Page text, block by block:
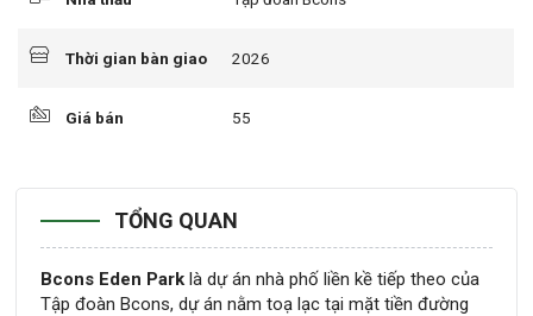
Thời gian bàn giao 2026
Giá bán 55
TỔNG QUAN
Bcons Eden Park là dự án nhà phố liền kề tiếp theo của
Tập đoàn Bcons, dự án nằm toạ lạc tại mặt tiền đường